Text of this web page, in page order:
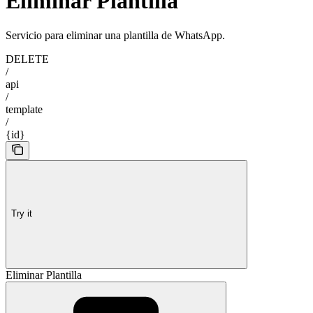
Servicio para eliminar una plantilla de WhatsApp.
DELETE
/
api
/
template
/
{id}
Try it
Eliminar Plantilla